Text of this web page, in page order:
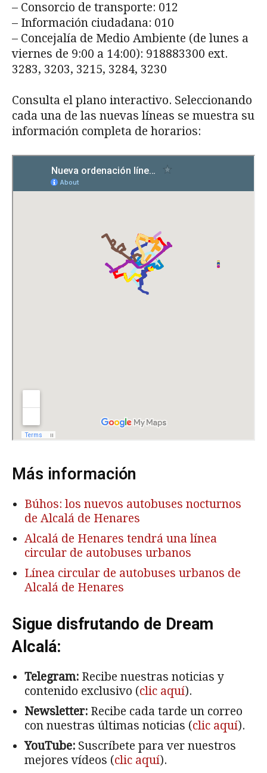
– Consorcio de transporte: 012
– Información ciudadana: 010
– Concejalía de Medio Ambiente (de lunes a
viernes de 9:00 a 14:00): 918883300 ext.
3283, 3203, 3215, 3284, 3230
Consulta el plano interactivo. Seleccionando
cada una de las nuevas líneas se muestra su
información completa de horarios:
Más información
Búhos: los nuevos autobuses nocturnos
de Alcalá de Henares
Alcalá de Henares tendrá una línea
circular de autobuses urbanos
Línea circular de autobuses urbanos de
Alcalá de Henares
Sigue disfrutando de Dream
Alcalá:
Telegram: Recibe nuestras noticias y
contenido exclusivo (clic aquí).
Newsletter: Recibe cada tarde un correo
con nuestras últimas noticias (clic aquí).
YouTube: Suscríbete para ver nuestros
mejores vídeos (clic aquí).